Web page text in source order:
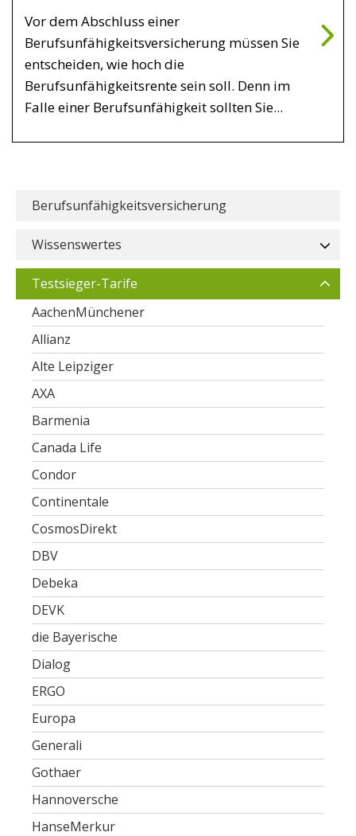
Vor dem Abschluss einer
Berufsunfähigkeitsversicherung müssen Sie
entscheiden, wie hoch die
Berufsunfähigkeitsrente sein soll. Denn im
Falle einer Berufsunfähigkeit sollten Sie...
Berufsunfähigkeitsversicherung
Wissenswertes
Testsieger-Tarife
AachenMünchener
Allianz
Alte Leipziger
AXA
Barmenia
Canada Life
Condor
Continentale
CosmosDirekt
DBV
Debeka
DEVK
die Bayerische
Dialog
ERGO
Europa
Generali
Gothaer
Hannoversche
HanseMerkur